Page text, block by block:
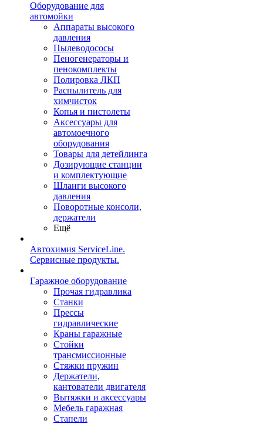
Оборудование для
автомойки
Аппараты высокого
давления
Пылеводососы
Пеногенераторы и
пенокомплекты
Полировка ЛКП
Распылитель для
химчисток
Копья и пистолеты
Аксессуары для
автомоечного
оборудования
Товары для детейлинга
Дозирующие станции
и комплектующие
Шланги высокого
давления
Поворотные консоли,
держатели
Ещё
Автохимия ServiceLine.
Сервисные продукты.
Гаражное оборудование
Прочая гидравлика
Станки
Прессы
гидравлические
Краны гаражные
Стойки
трансмиссионные
Стяжки пружин
Держатели,
кантователи двигателя
Вытяжки и аксессуары
Мебель гаражная
Стапели